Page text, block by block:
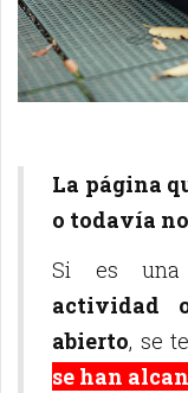
La página
o todavía
Si es
actividad
abierto, se
se han